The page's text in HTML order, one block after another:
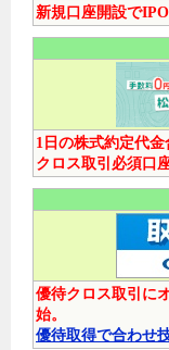
新規口座開設で
1日の株式約定代
クロス取引必須口
優待クロス取引に
始。
優待取得で合わせ